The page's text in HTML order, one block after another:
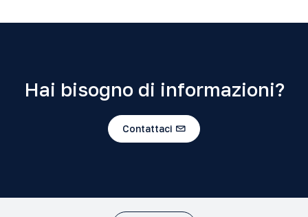
Hai bisogno di informazioni?
Contattaci